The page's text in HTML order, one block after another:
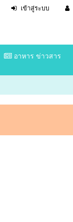
เข้าสู่ระบบ
อาหาร ข่าวสาร